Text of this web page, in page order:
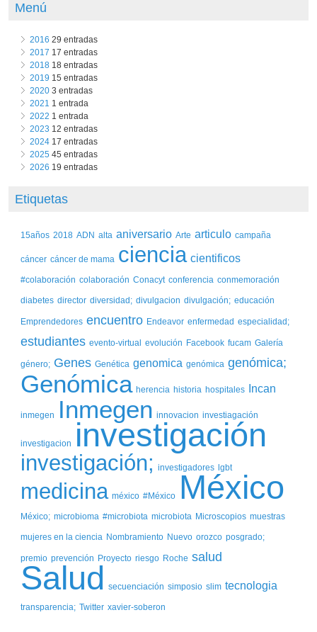
Menú
2016 29 entradas
2017 17 entradas
2018 18 entradas
2019 15 entradas
2020 3 entradas
2021 1 entrada
2022 1 entrada
2023 12 entradas
2024 17 entradas
2025 45 entradas
2026 19 entradas
Etiquetas
15años 2018 ADN alta aniversario Arte articulo campaña
cáncer cáncer de mama ciencia cientificos
#colaboración colaboración Conacyt conferencia conmemoración
diabetes director diversidad; divulgacion divulgación; educación
Emprendedores encuentro Endeavor enfermedad especialidad;
estudiantes evento-virtual evolución Facebook fucam Galería
género; Genes Genética genomica genómica genómica;
Genómica herencia historia hospitales Incan
inmegen Inmegen innovacion investiagación
investigacion investigación
investigación; investigadores lgbt
medicina méxico #México México
México; microbioma #microbiota microbiota Microscopios muestras
mujeres en la ciencia Nombramiento Nuevo orozco posgrado;
premio prevención Proyecto riesgo Roche salud
Salud secuenciación simposio slim tecnologia
transparencia; Twitter xavier-soberon